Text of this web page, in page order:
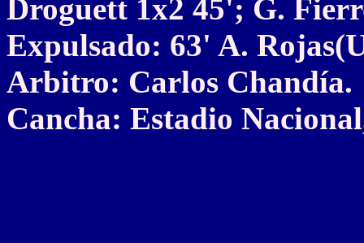
Droguett 1x2 45'; G.
Expulsado: 63' A.
Arbitro: Carlos Chandía.
Cancha: Estadio